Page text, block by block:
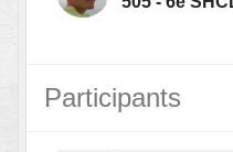
Participants